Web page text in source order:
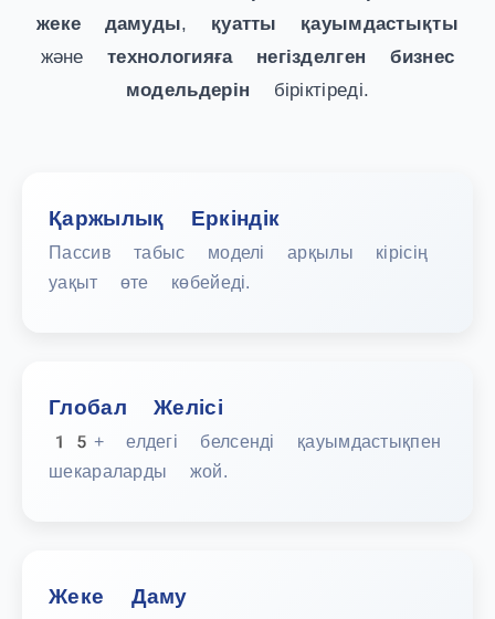
жеке дамуды, қуатты қауымдастықты
жәнетехнологияға негізделген бизнес
модельдерін біріктіреді.
Қаржылық Еркіндік
Пассив табыс моделі арқылы кірісің
уақыт өте көбейеді.
Глобал Желісі
15+ елдегі белсенді қауымдастықпен
шекараларды жой.
Жеке Даму